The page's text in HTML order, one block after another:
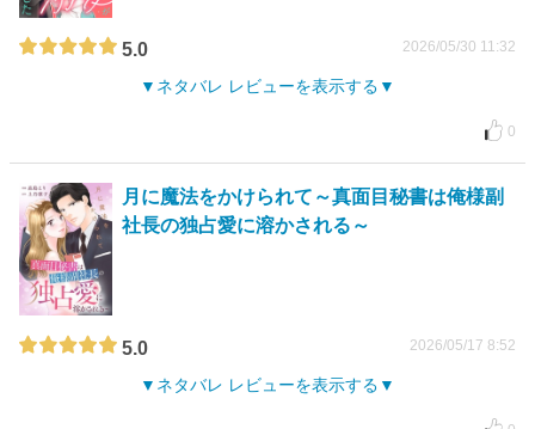
5.0 2026/05/30 11:32
ネタバレ レビューを表示する
0
月に魔法をかけられて～真面目秘書は俺様副
社長の独占愛に溶かされる～
5.0 2026/05/17 8:52
ネタバレ レビューを表示する